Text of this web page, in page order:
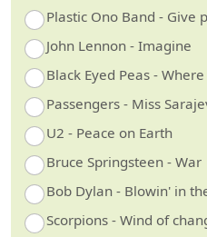
Plastic Ono Band - Give
John Lennon - Imagine
Black Eyed Peas -
Passengers - Miss
U2 - Peace on Earth
Bruce Springsteen - War
Bob Dylan - Blowin' in
Scorpions - Wind of